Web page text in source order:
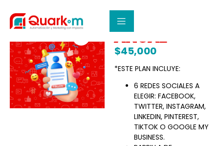
PLAN TOTAL
ANUAL
$45,000
*ESTE PLAN INCLUYE:
6 REDES SOCIALES A
ELEGIR: FACEBOOK,
TWITTER, INSTAGRAM,
LINKEDIN, PINTEREST,
TIKTOK O GOOGLE MY
BUSINESS.